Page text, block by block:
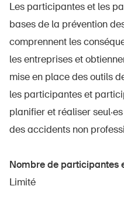
Les participantes et les
bases de la prévention
comprennent les
les entreprises et
mise en place des outils
les participantes et
planifier et réaliser
des accidents non
Nombre de participantes
Limité